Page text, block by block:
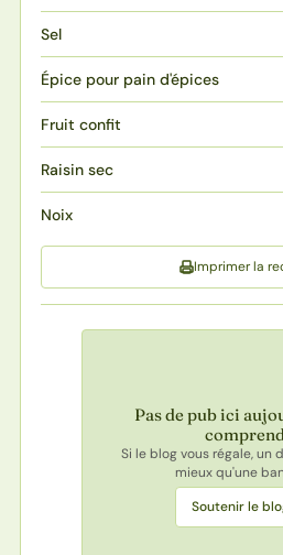
Sel
Épice pour pain d'épices
Fruit confit
Raisin sec
Noix
Imprimer la
Pas de pub ici
Si le blog vous régale, un
mieux qu'une
Soutenir le